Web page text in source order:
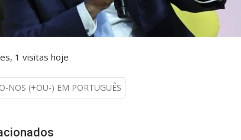
1 visitas hoje
NOS (+OU-) EM PORTUGUÊS